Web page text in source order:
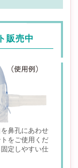
販売中
鼻孔にあわせ
をご使用くだ
定しやすい仕